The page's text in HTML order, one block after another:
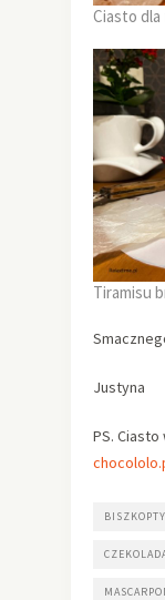
Ciasto
Tiramisu
Justyna
PS.
BISZKOPTY